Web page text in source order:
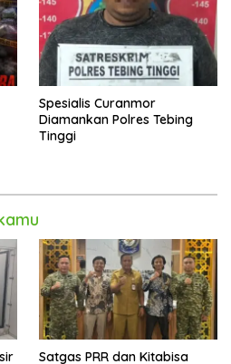
Spesialis Curanmor
Diamankan Polres Tebing
Tinggi
Satgas PRR dan Kitabisa